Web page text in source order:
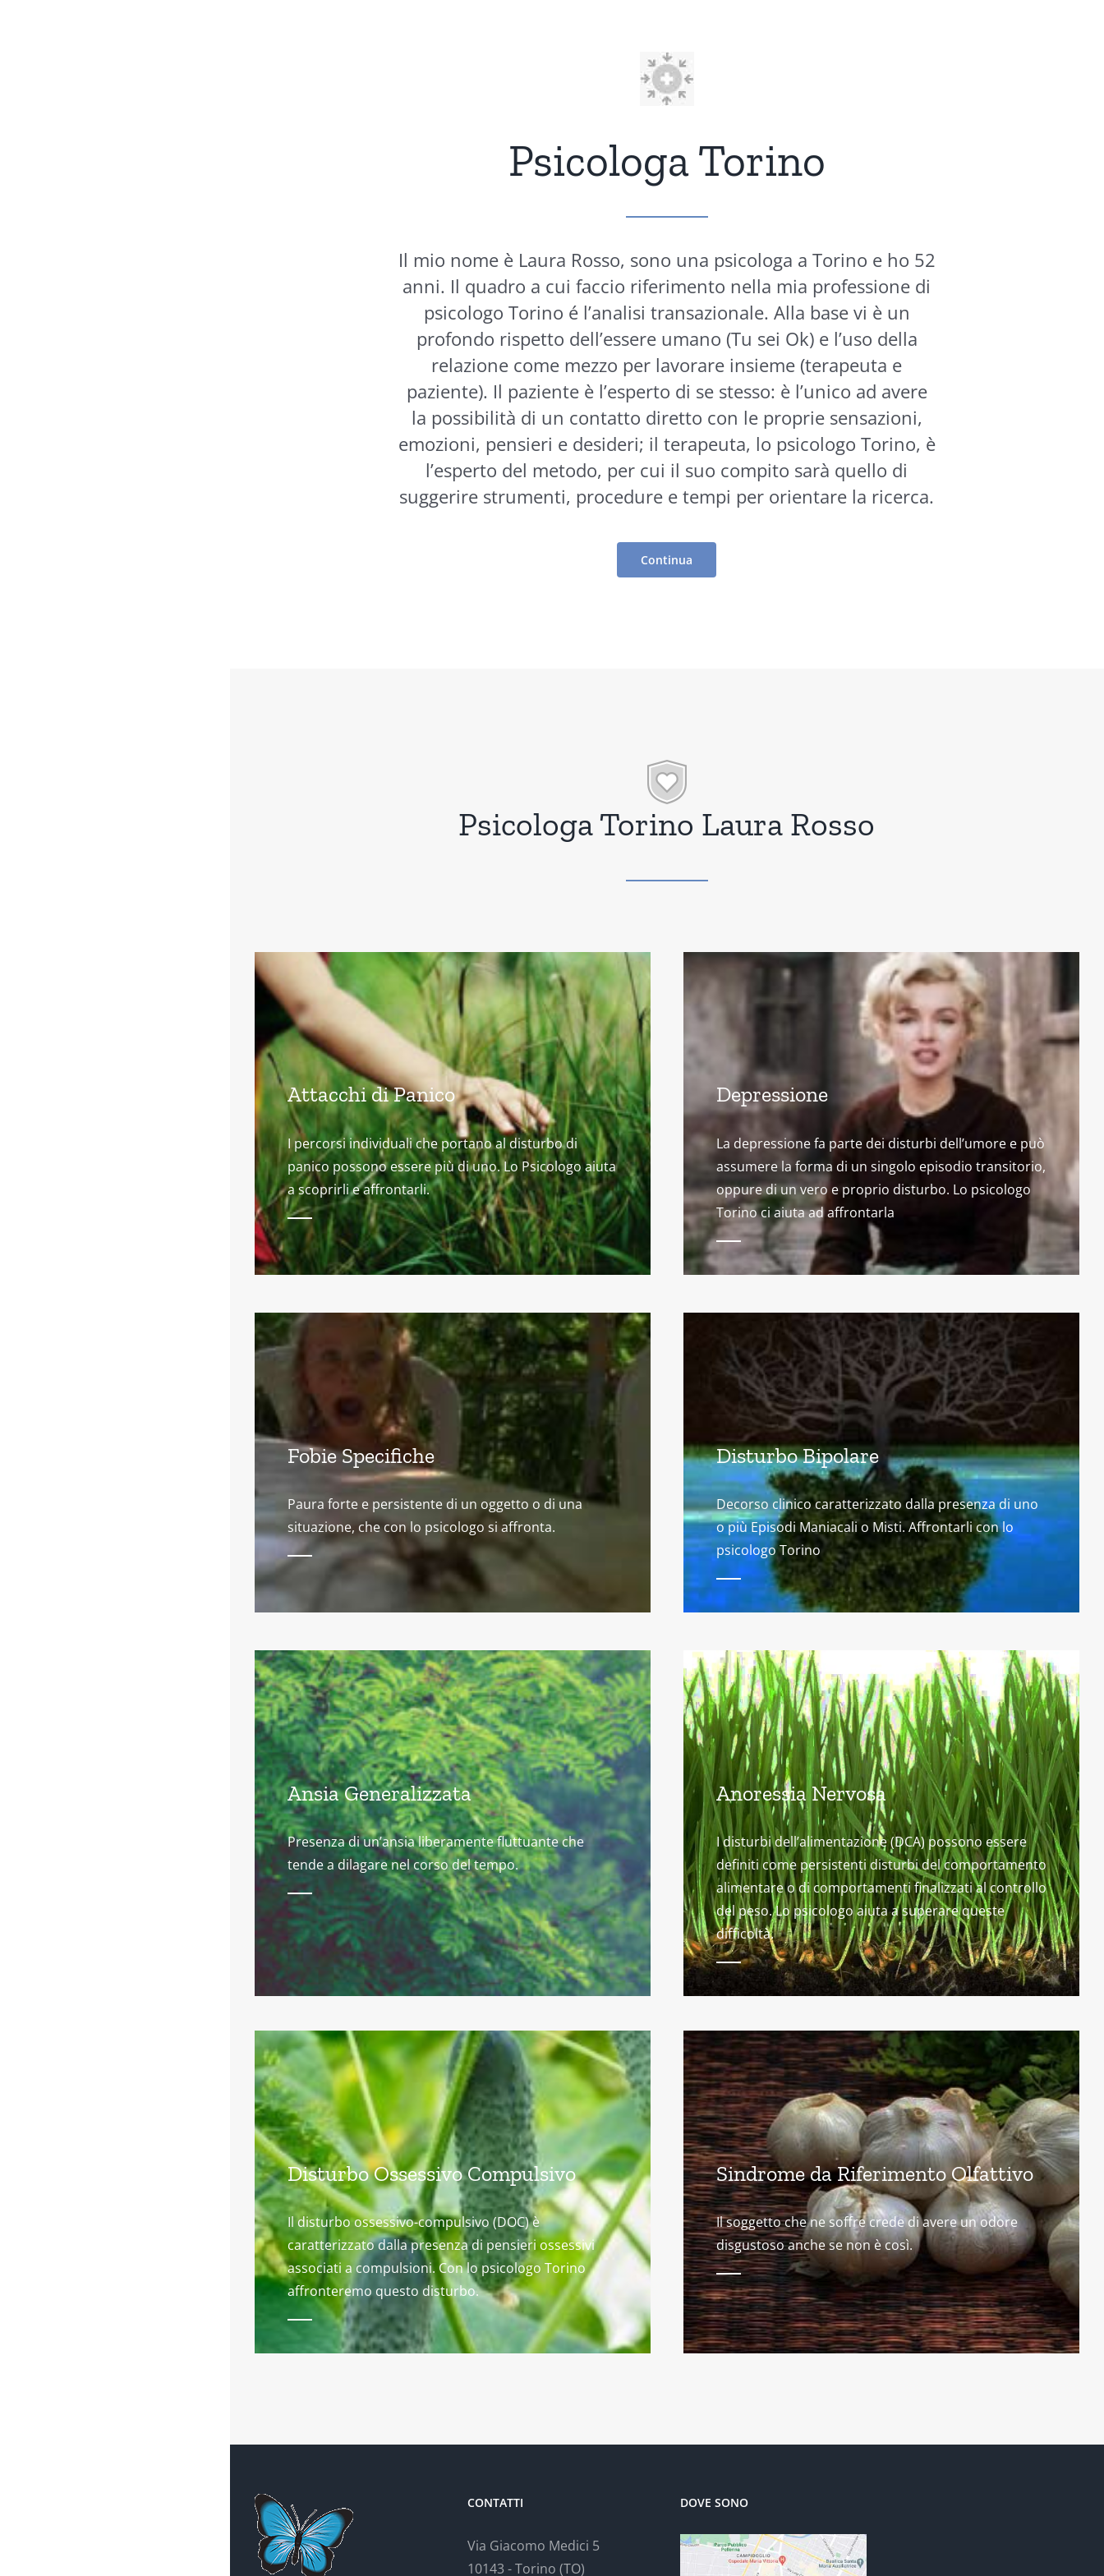
Psicologa Torino
Il mio nome è Laura Rosso, sono una psicologa a Torino e ho 52
anni. Il quadro a cui faccio riferimento nella mia professione di
psicologo Torino é l’analisi transazionale. Alla base vi è un
profondo rispetto dell’essere umano (Tu sei Ok) e l’uso della
relazione come mezzo per lavorare insieme (terapeuta e
paziente). Il paziente è l’esperto di se stesso: è l’unico ad avere
la possibilità di un contatto diretto con le proprie sensazioni,
emozioni, pensieri e desideri; il terapeuta, lo psicologo Torino, è
l’esperto del metodo, per cui il suo compito sarà quello di
suggerire strumenti, procedure e tempi per orientare la ricerca.
Continua
Psicologa Torino Laura Rosso
Attacchi di Panico
I percorsi individuali che portano al disturbo di
panico possono essere più di uno. Lo Psicologo aiuta
a scoprirli e affrontarli.
Depressione
La depressione fa parte dei disturbi dell’umore e può
assumere la forma di un singolo episodio transitorio,
oppure di un vero e proprio disturbo. Lo psicologo
Torino ci aiuta ad affrontarla
Fobie Specifiche
Paura forte e persistente di un oggetto o di una
situazione, che con lo psicologo si affronta.
Disturbo Bipolare
Decorso clinico caratterizzato dalla presenza di uno
o più Episodi Maniacali o Misti. Affrontarli con lo
psicologo Torino
Ansia Generalizzata
Presenza di un’ansia liberamente fluttuante che
tende a dilagare nel corso del tempo.
Anoressia Nervosa
I disturbi dell’alimentazione (DCA) possono essere
definiti come persistenti disturbi del comportamento
alimentare o di comportamenti finalizzati al controllo
del peso. Lo psicologo aiuta a superare queste
difficoltà.
Disturbo Ossessivo Compulsivo
Il disturbo ossessivo-compulsivo (DOC) è
caratterizzato dalla presenza di pensieri ossessivi
associati a compulsioni. Con lo psicologo Torino
affronteremo questo disturbo.
Sindrome da Riferimento Olfattivo
Il soggetto che ne soffre crede di avere un odore
disgustoso anche se non è così.
CONTATTI
Via Giacomo Medici 5
10143 - Torino (TO)
DOVE SONO